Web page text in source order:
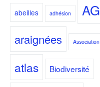
abeilles adhésion AG
araignées Association
atlas Biodiversité